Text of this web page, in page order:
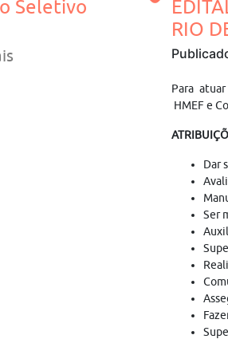
Seletivo
RIO
Para
HMEF e
Dar
Ser